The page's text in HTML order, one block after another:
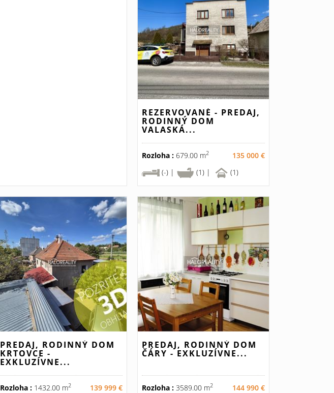
REZERVOVANÉ - PREDAJ,
RODINNÝ DOM
VALASKÁ...
Rozloha : 679.00 m2
135 000 €
(-) |
(1) | (1)
PREDAJ, RODINNÝ DOM
KRTOVCE -
EXKLUZÍVNE...
Rozloha :1432.00 m2
139 999 €
PREDAJ, RODINNÝ DOM
ČÁRY - EXKLUZÍVNE...
Rozloha : 3589.00 m2
144 990 €